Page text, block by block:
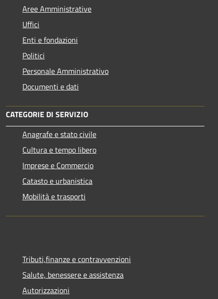
Aree Amministrative
Uffici
Enti e fondazioni
Politici
Personale Amministrativo
Documenti e dati
CATEGORIE DI SERVIZIO
Anagrafe e stato civile
Cultura e tempo libero
Imprese e Commercio
Catasto e urbanistica
Mobilità e trasporti
Tributi,finanze e contravvenzioni
Salute, benessere e assistenza
Autorizzazioni